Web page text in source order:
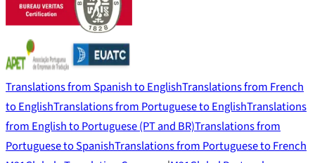
Translations from Spanish to EnglishTranslations from French
to EnglishTranslations from Portuguese to EnglishTranslations
from English to Portuguese (PT and BR)Translations from
Portuguese to SpanishTranslations from Portuguese to French